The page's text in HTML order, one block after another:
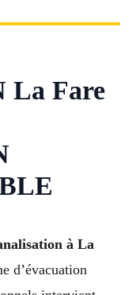
La Fare
à La
d’évacuation